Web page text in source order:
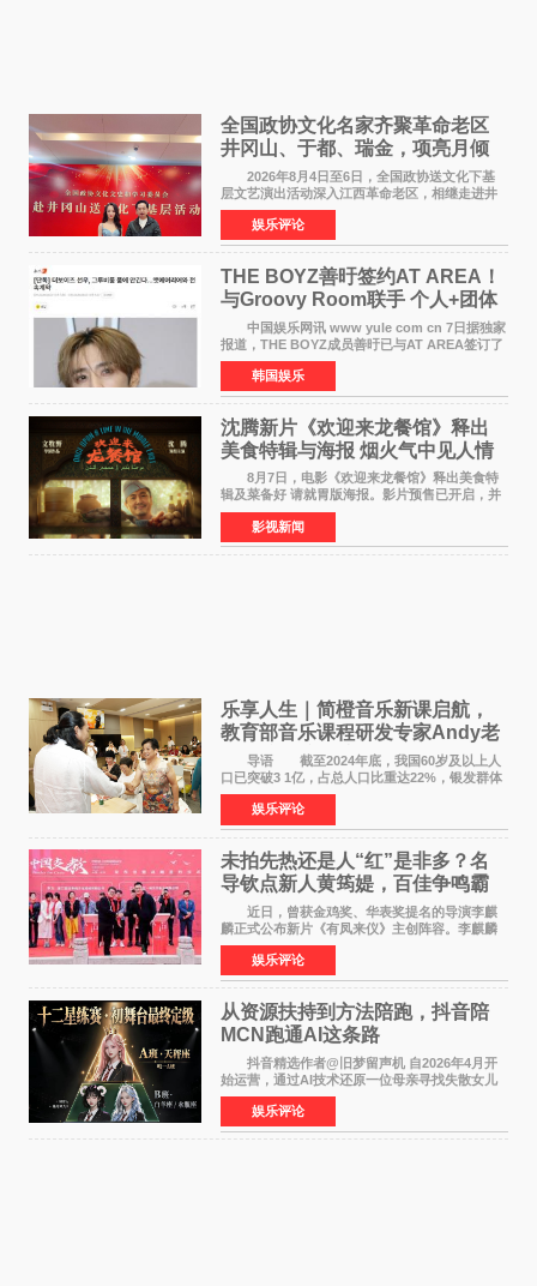
全国政协文化名家齐聚革命老区
井冈山、于都、瑞金，项亮月倾
情献唱《桃花谣》致敬红色沃土
2026年8月4日至6日，全国政协送文化下基
层文艺演出活动深入江西革命老区，相继走进井
冈山、于都长征出发地、瑞金三地。由全国政协
文化文史和学习委员会副主任、甘肃省政协原主
席欧阳坚率团，一
娱乐评论
THE BOYZ善旴签约AT AREA！
与Groovy Room联手 个人+团体
活动并行
中国娱乐网讯 www yule com cn 7日据独家
报道，THE BOYZ成员善旴已与AT AREA签订了
专属合约。AT AREA是由知名制作人组合
Groovy Room创立的hip-hop厂牌，旗下拥有多
位实力派音乐人，在韩
韩国娱乐
沈腾新片《欢迎来龙餐馆》释出
美食特辑与海报 烟火气中见人情
温暖
8月7日，电影《欢迎来龙餐馆》释出美食特
辑及菜备好 请就胃版海报。影片预售已开启，并
将于8月8日至10日14:00-21:00举行全国超前点
映。电影《欢迎来龙餐馆》作为战争美食喜剧大
片，讲述了中国
影视新闻
乐享人生｜简橙音乐新课启航，
教育部音乐课程研发专家Andy老
师重磅入驻领航银龄琴声
导语 截至2024年底，我国60岁及以上人
口已突破3 1亿，占总人口比重达22%，银发群体
的精神文化需求日益凸显。2024年1月，国务院办
公厅印发《关于发展银发经济增进老年人福祉的
意见》——这是
娱乐评论
未拍先热还是人“红”是非多？名
导钦点新人黄筠媞，百佳争鸣霸
气回应
近日，曾获金鸡奖、华表奖提名的导演李麒
麟正式公布新片《有凤来仪》主创阵容。李麒麟
早年凭电影《华容道》获得金鸡奖、华表奖提
名，此后长期参与国内外电影制作，其担任制片
人参与的作品亦曾
娱乐评论
从资源扶持到方法陪跑，抖音陪
MCN跑通AI这条路
抖音精选作者@旧梦留声机 自2026年4月开
始运营，通过AI技术还原一位母亲寻找失散女儿
的故事，凭借强情感表达获得大量用户关注，发
布仅21小时便获得超1亿曝光、超1000万互动。
此后，账号持续沿
娱乐评论